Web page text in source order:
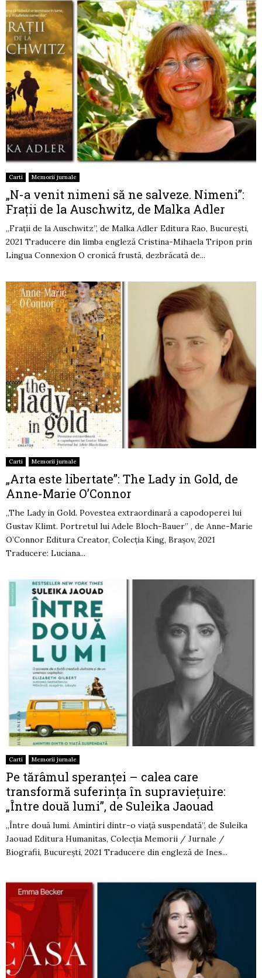
Carti Memorii jurnale
„N-a venit nimeni să ne salveze. Nimeni”:
Frații de la Auschwitz, de Malka Adler
„Frații de la Auschwitz”, de Malka Adler Editura Rao, București,
2021 Traducere din limba engleză Cristina-Mihaela Tripon prin
Lingua Connexion O cronică frustă, dezbrăcată de...
Carti Memorii jurnale
„Arta este libertate”: The Lady in Gold, de
Anne-Marie O’Connor
„The Lady in Gold. Povestea extraordinară a capodoperei lui
Gustav Klimt. Portretul lui Adele Bloch-Bauer” , de Anne-Marie
O’Connor Editura Creator, Colecția King, Brașov, 2021
Traducere: Luciana...
Carti Memorii jurnale
Pe tărâmul speranţei – calea care
transformă suferinţa în supravieţuire:
„Între două lumi”, de Suleika Jaouad
„Între două lumi. Amintiri dintr-o viață suspendată”, de Suleika
Jaouad Editura Humanitas, Colecţia Memorii / Jurnale /
Biografii, Bucureşti, 2021 Traducere din engleză de Ines...